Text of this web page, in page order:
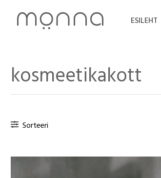
content
ESILEHT
kosmeetikakott
Sorteeri